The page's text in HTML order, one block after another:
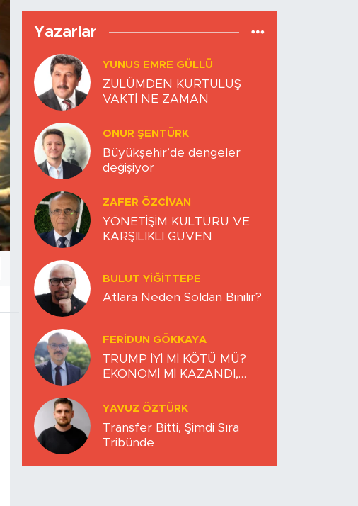
Yazarlar
YUNUS EMRE GÜLLÜ
ZULÜMDEN KURTULUŞ
VAKTİ NE ZAMAN
ONUR ŞENTÜRK
Büyükşehir’de dengeler
değişiyor
ZAFER ÖZCIVAN
YÖNETİŞİM KÜLTÜRÜ VE
KARŞILIKLI GÜVEN
BULUT YİĞİTTEPE
Atlara Neden Soldan Binilir?
FERIDUN GÖKKAYA
TRUMP İYİ Mİ KÖTÜ MÜ?
EKONOMİ Mİ KAZANDI,
YAVUZ ÖZTÜRK
Transfer Bitti, Şimdi Sıra
Tribünde